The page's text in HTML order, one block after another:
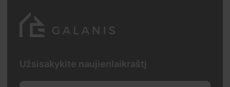
Užsisakykite naujienlaikraštį